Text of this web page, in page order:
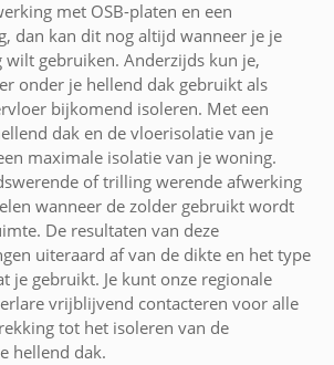
met OSB-platen en een
dan kan dit nog altijd wanneer je je
gebruiken. Anderzijds kun je,
onder je hellend dak gebruikt als
bijkomend isoleren. Met een
dak en de vloerisolatie van je
maximale isolatie van je woning.
of trilling werende afwerking
wanneer de zolder gebruikt wordt
De resultaten van deze
uiteraard af van de dikte en het type
je gebruikt. Je kunt onze regionale
vrijblijvend contacteren voor alle
tot het isoleren van de
hellend dak.